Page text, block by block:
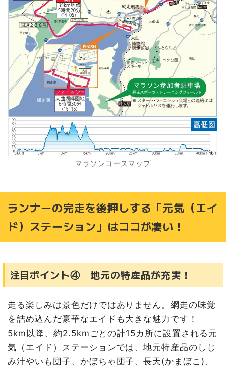
マラソンコースマップ
ランナーの完走を後押しする「元気（エイ
ド）ステーション」はココが凄い！
注目ポイント④ 地元の特産品が充実！
走る楽しみは景色だけではありません。網走の味覚
を詰め込んだ豪華なエイドも大きな魅力です！
5km以降、約2.5kmごとの計15カ所に設置される元
気（エイド）ステーションでは、地元特産品のしじ
み汁やいも団子、かぼちゃ団子、長天(かまぼこ)、